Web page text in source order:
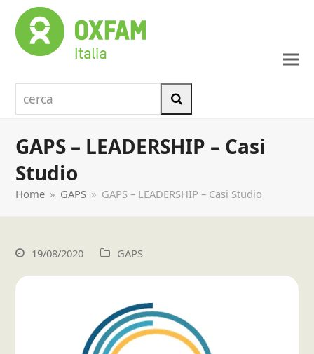
cerca
GAPS – LEADERSHIP – Casi
Studio
Home » GAPS » GAPS – LEADERSHIP – Casi Studio
19/08/2020 GAPS